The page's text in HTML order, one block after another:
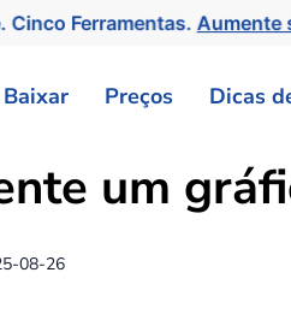
Ferramentas.Aumente
Baixar Preços Dicas
um
08-26